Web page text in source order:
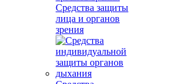
Средства защиты
лица и органов
зрения